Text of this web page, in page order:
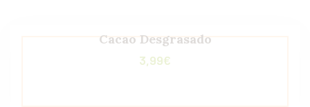
Cacao Desgrasado
3,99€